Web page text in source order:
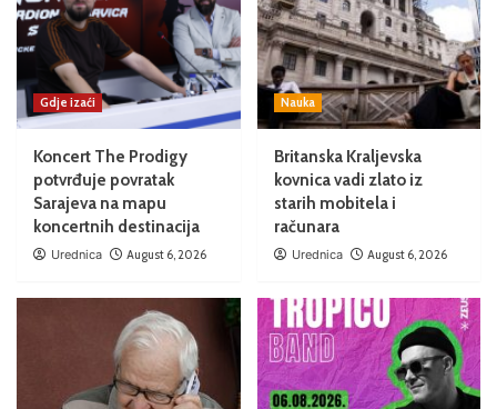
Gdje izaći
Koncert The Prodigy
potvrđuje povratak
Sarajeva na mapu
koncertnih destinacija
Urednica August 6, 2026
Nauka
Britanska Kraljevska
kovnica vadi zlato iz
starih mobitela i
računara
Urednica August 6, 2026